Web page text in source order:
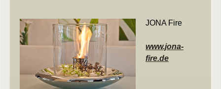
JONA Fire
www.jona-
fire.de